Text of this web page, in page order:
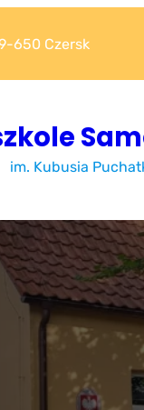
650 Czersk
im. Kubusia